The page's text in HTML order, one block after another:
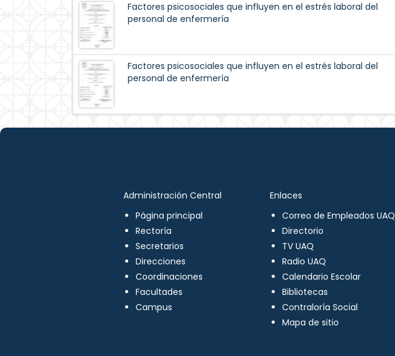
Factores psicosociales que influyen en el estrés laboral del
personal de enfermería
Factores psicosociales que influyen en el estrés laboral del
personal de enfermería
Administración Central
Página principal
Rectoría
Secretarios
Direcciones
Coordinaciones
Facultades
Campus
Enlaces
Correo de Empleados UAQ
Directorio
TV UAQ
Radio UAQ
Calendario Escolar
Bibliotecas
Contraloría Social
Mapa de sitio